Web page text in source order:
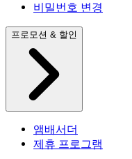
비밀번호 변경
프로모션 & 할인
앰배서더
제휴 프로그램